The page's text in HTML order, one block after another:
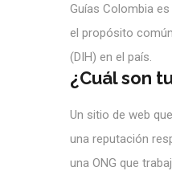
Guías Colombia
el propósito
(DIH) en el país.
¿Cuál son
Un sitio de web
una reputación
una ONG que